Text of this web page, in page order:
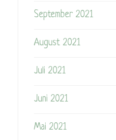
September 2021
August 2021
Juli 2021
Juni 2021
Mai 2021